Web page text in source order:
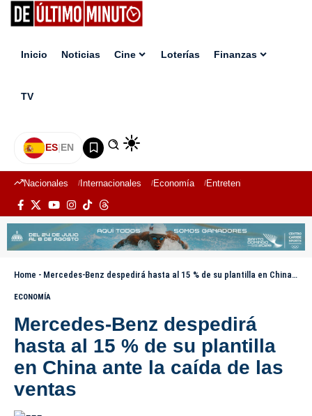
Inicio Noticias Cine Loterías Finanzas
TV
ES|EN
Nacionales Internacionales Economía Entretenimiento
Home - Mercedes-Benz despedirá hasta al 15 % de su plantilla en China ante la caída de las ventas
ECONOMÍA
Mercedes-Benz despedirá
hasta al 15 % de su plantilla
en China ante la caída de las
ventas